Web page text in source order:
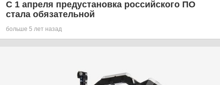
С 1 апреля предустановка российского ПО
стала обязательной
больше 5 лет назад